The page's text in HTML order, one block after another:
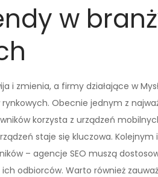
w
i zmienia, a firmy działające w
Obecnie jednym z
korzysta z urządzeń
staje się kluczowa.
– agencje SEO muszą
odbiorców. Warto również